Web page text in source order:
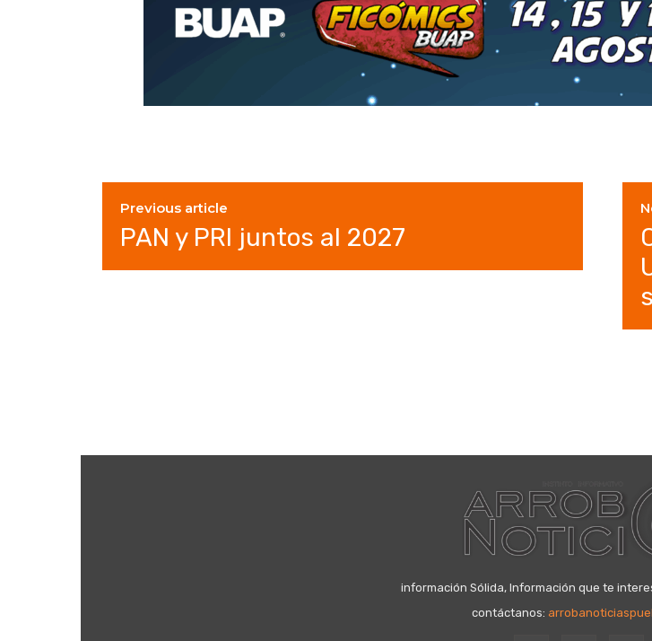
Previous article
PAN y PRI juntos al 2027
información Sólida, Información que te
contáctanos: